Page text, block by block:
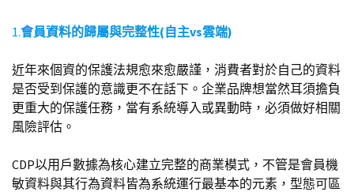
1.會員資料的歸屬與完整性(自主vs雲端)
近年來個資的保護法規愈來愈嚴謹，消費者對於自己的資料
是否受到保護的意識更不在話下。企業品牌想當然耳須擔負
更重大的保護任務，當有系統導入或異動時，必須做好相關
風險評估。
CDP以用戶數據為核心建立完整的商業模式，不管是會員機
敏資料與其行為資料皆為系統運行最基本的元素，型態可區